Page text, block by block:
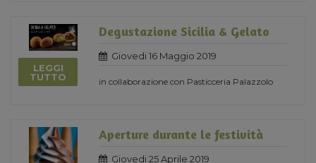
LEGGI
TUTTO
Degustazione Sicilia & Gelato
Giovedi 16 Maggio 2019
in collaborazione con Pasticceria Palazzolo
Aperture durante le festività
Giovedi 25 Aprile 2019